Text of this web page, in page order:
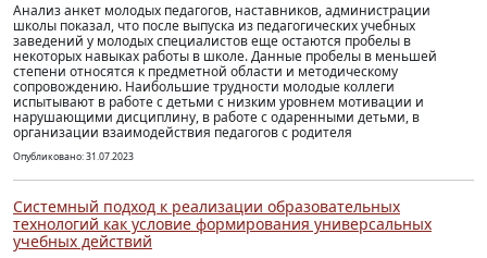
Анализ анкет молодых педагогов, наставников, администрации
школы показал, что после выпуска из педагогических учебных
заведений у молодых специалистов еще остаются пробелы в
некоторых навыках работы в школе. Данные пробелы в меньшей
степени относятся к предметной области и методическому
сопровождению. Наибольшие трудности молодые коллеги
испытывают в работе с детьми с низким уровнем мотивации и
нарушающими дисциплину, в работе с одаренными детьми, в
организации взаимодействия педагогов с родителя
Опубликовано: 31.07.2023
Системный подход к реализации образовательных
технологий как условие формирования универсальных
учебных действий